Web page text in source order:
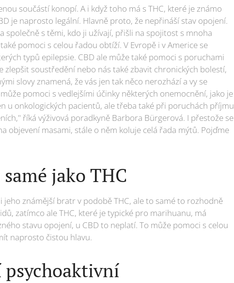
součástí konopí. A i když toho má s THC, které je známo
je naprosto legální. Hlavně proto, že nepřináší stav opojení.
společně s těmi, kdo ji užívají, přišli na spojitost s mnoha
pomoci s celou řadou obtíží. V Evropě i v Americe se
typů epilepsie. CBD ale může také pomoci s poruchami
soustředění nebo nás také zbavit chronických bolestí,
slovy znamená, že vás jen tak něco nerozhází a vy se
pomoci s vedlejšími účinky některých onemocnění, jako je
u onkologických pacientů, ale třeba také při poruchách příjmu
říká výživová poradkyně Barbora Bürgerová. I přestože se
objevení masami, stále o něm koluje celá řada mýtů. Pojďme
jako THC
jeho známější bratr v podobě THC, ale to samé to rozhodně
zatímco ale THC, které je typické pro marihuanu, má
stavu opojení, u CBD to neplatí. To může pomoci s celou
naprosto čistou hlavu.
psychoaktivní